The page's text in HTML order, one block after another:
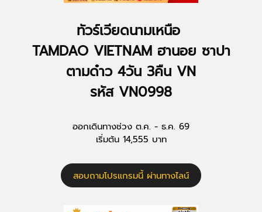
ทัวร์เวียดนามเหนือ
TAMDAO VIETNAM ฮานอย ซาปา
ตามด๋าว 4วัน 3คืน VN
รหัส VN0998
ออกเดินทางช่วง ต.ค. - ธ.ค. 69
เริ่มต้น 14,555 บาท
สอบถามโปรแกรมนี้ ผ่านทางไลน์